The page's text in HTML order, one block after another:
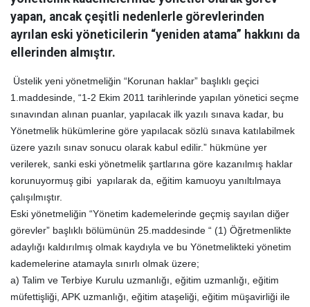
yapan, ancak çeşitli nedenlerle görevlerinden
ayrılan eski yöneticilerin “yeniden atama” hakkını da
ellerinden almıştır.
Üstelik yeni yönetmeliğin “Korunan haklar” başlıklı geçici
1.maddesinde, “1-2 Ekim 2011 tarihlerinde yapılan yönetici seçme
sınavından alınan puanlar, yapılacak ilk yazılı sınava kadar, bu
Yönetmelik hükümlerine göre yapılacak sözlü sınava katılabilmek
üzere yazılı sınav sonucu olarak kabul edilir.” hükmüne yer
verilerek, sanki eski yönetmelik şartlarına göre kazanılmış haklar
korunuyormuş gibi yapılarak da, eğitim kamuoyu yanıltılmaya
çalışılmıştır.
Eski yönetmeliğin “Yönetim kademelerinde geçmiş sayılan diğer
görevler” başlıklı bölümünün 25.maddesinde “ (1) Öğretmenlikte
adaylığı kaldırılmış olmak kaydıyla ve bu Yönetmelikteki yönetim
kademelerine atamayla sınırlı olmak üzere;
a) Talim ve Terbiye Kurulu uzmanlığı, eğitim uzmanlığı, eğitim
müfettişliği, APK uzmanlığı, eğitim ataşeliği, eğitim müşavirliği ile